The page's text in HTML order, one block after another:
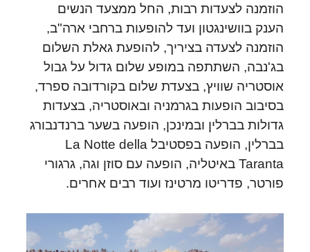
הוזמנה לצעדות רבות, החל ממצעד הנשים
הענק בוושינגטון ועד להופעות ברחבי ארה"ב,
הוזמנה לצעדה בציריך, להופעת גאלת השלום
בג'נבה, השתתפה במופע שלום גדול על גבול
אוסטריה שוויץ, בצעדת שלום בקורדובה ספרד,
בסיבוב הופעות בגרמניה ובאוסטריה, בצעדות
גדולות בברלין ובמינכן, הופעה בשער ברנדנבורג
בברלין, הופעה בפסטיבל La Notte della
Taranta באיטליה, הופעה עם סוזן וגה, גרגורי
פורטר, פדריטו מרטינז ועוד רבים אחרים.